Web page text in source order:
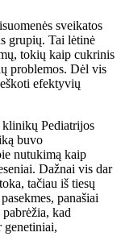
sveikatos
grupių. Tai lėtinė
tokių kaip cukrinis
problemos. Dėl vis
efektyvių
klinikų Pediatrijos
buvo
nutukimą kaip
Dažnai vis dar
tačiau iš tiesų
panašiai
kad
genetiniai,